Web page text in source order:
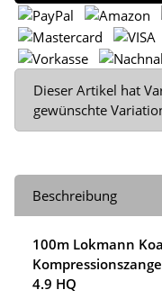
x
Dieser Artikel hat
gewünschte
Beschreibung
100m Lokmann
4.9 HQ